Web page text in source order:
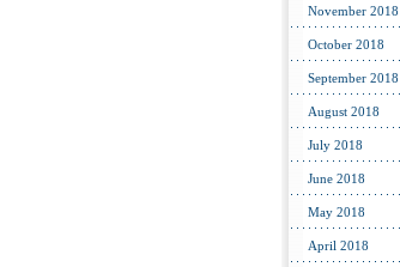
November 2018
October 2018
September 2018
August 2018
July 2018
June 2018
May 2018
April 2018